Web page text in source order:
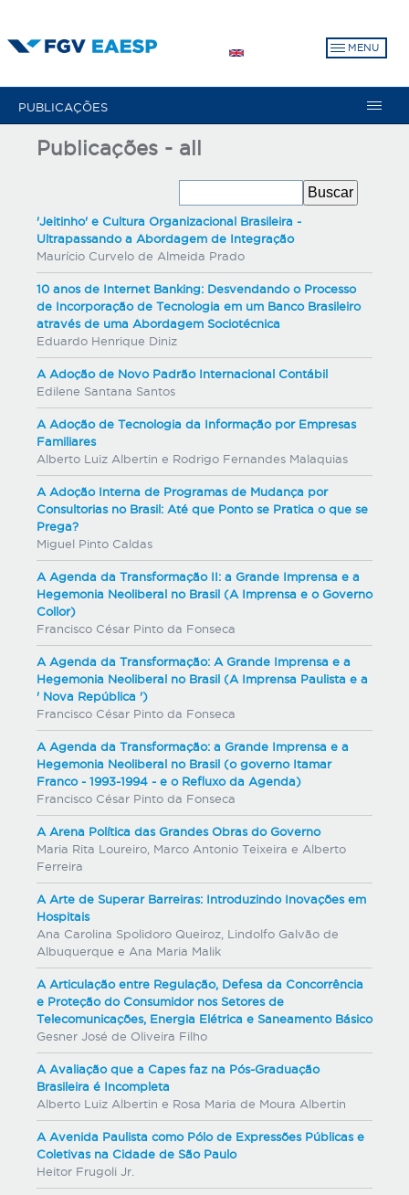
para
MENU
PUBLICAÇÕES
Publicações - all
'Jeitinho' e Cultura Organizacional Brasileira -
Ultrapassando a Abordagem de Integração
Maurício Curvelo de Almeida Prado
10 anos de Internet Banking: Desvendando o Processo
de Incorporação de Tecnologia em um Banco Brasileiro
através de uma Abordagem Sociotécnica
Eduardo Henrique Diniz
A Adoção de Novo Padrão Internacional Contábil
Edilene Santana Santos
A Adoção de Tecnologia da Informação por Empresas
Familiares
Alberto Luiz Albertin e Rodrigo Fernandes Malaquias
A Adoção Interna de Programas de Mudança por
Consultorias no Brasil: Até que Ponto se Pratica o que se
Prega?
Miguel Pinto Caldas
A Agenda da Transformação II: a Grande Imprensa e a
Hegemonia Neoliberal no Brasil (A Imprensa e o Governo
Collor)
Francisco César Pinto da Fonseca
A Agenda da Transformação: A Grande Imprensa e a
Hegemonia Neoliberal no Brasil (A Imprensa Paulista e a
' Nova República ')
Francisco César Pinto da Fonseca
A Agenda da Transformação: a Grande Imprensa e a
Hegemonia Neoliberal no Brasil (o governo Itamar
Franco - 1993-1994 - e o Refluxo da Agenda)
Francisco César Pinto da Fonseca
A Arena Política das Grandes Obras do Governo
Maria Rita Loureiro, Marco Antonio Teixeira e Alberto
Ferreira
A Arte de Superar Barreiras: Introduzindo Inovações em
Hospitais
Ana Carolina Spolidoro Queiroz, Lindolfo Galvão de
Albuquerque e Ana Maria Malik
A Articulação entre Regulação, Defesa da Concorrência
e Proteção do Consumidor nos Setores de
Telecomunicações, Energia Elétrica e Saneamento Básico
Gesner José de Oliveira Filho
A Avaliação que a Capes faz na Pós-Graduação
Brasileira é Incompleta
Alberto Luiz Albertin e Rosa Maria de Moura Albertin
A Avenida Paulista como Pólo de Expressões Públicas e
Coletivas na Cidade de São Paulo
Heitor Frugoli Jr.